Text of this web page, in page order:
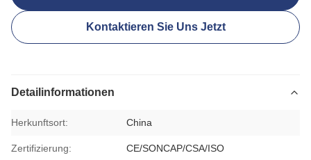
Kontaktieren Sie Uns Jetzt
Detailinformationen
Herkunftsort: China
Zertifizierung: CE/SONCAP/CSA/ISO